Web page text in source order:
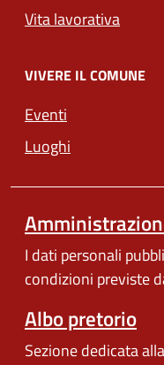
Vita lavorativa
VIVERE IL COMUNE
Eventi
Luoghi
I dati personali
condizioni previste
Albo pretorio
Sezione dedicata